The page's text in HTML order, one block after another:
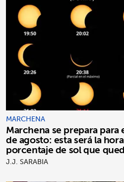
MARCHENA
Marchena se prepara para
de agosto: esta será la
porcentaje de sol que
J.J. SARABIA